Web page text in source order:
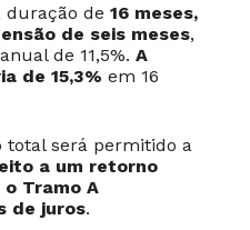
de 16 meses,
de seis meses,
de 11,5%. A
de 15,3% em 16
total será permitido a
a um retorno
Tramo A
de juros.